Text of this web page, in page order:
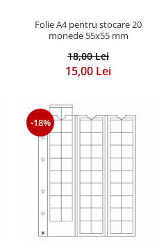
Folie A4 pentru stocare 20
monede 55x55 mm
18,00 Lei
15,00 Lei
-18%